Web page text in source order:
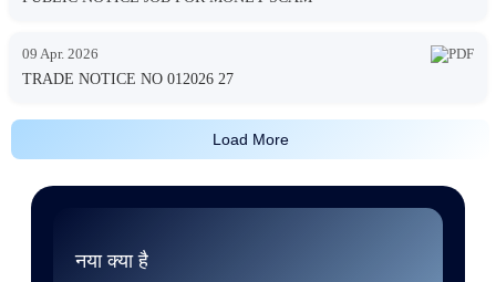
09 Apr. 2026
TRADE NOTICE NO 012026 27
Load More
नया क्या है